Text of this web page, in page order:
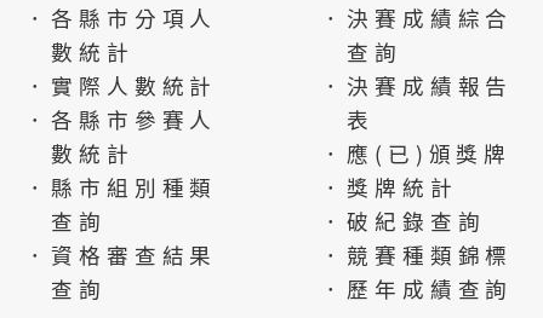
．各縣市分項人
數統計
．實際人數統計
．各縣市參賽人
數統計
．縣市組別種類
查詢
．資格審查結果
查詢
．決賽成績綜合
查詢
．決賽成績報告
表
．應(已)頒獎牌
．獎牌統計
．破紀錄查詢
．競賽種類錦標
．歷年成績查詢